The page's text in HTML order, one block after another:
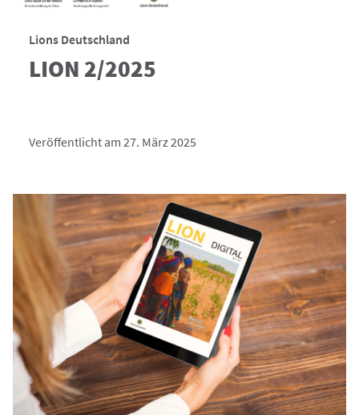
Lions Deutschland
LION 2/2025
Veröffentlicht am 27. März 2025